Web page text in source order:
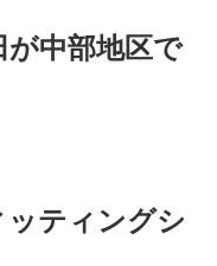
中部地区で
ティングシ